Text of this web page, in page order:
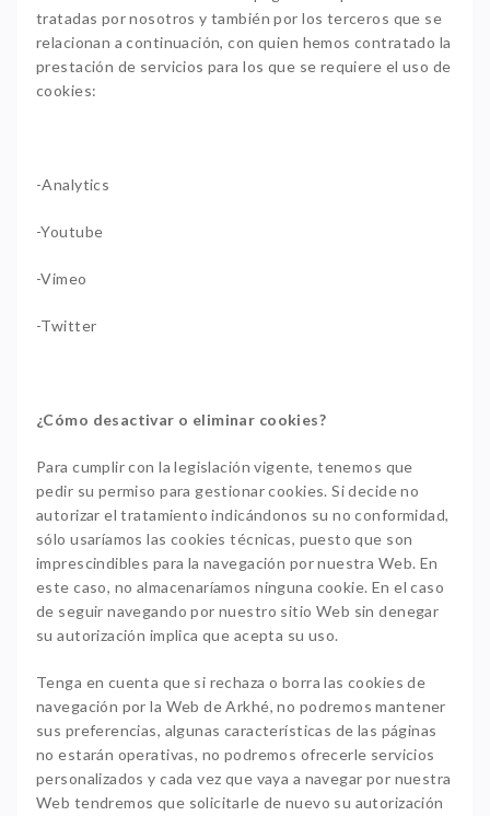
tratadas por nosotros y también por los terceros que se
relacionan a continuación, con quien hemos contratado la
prestación de servicios para los que se requiere el uso de
cookies:
-Analytics
-Youtube
-Vimeo
-Twitter
¿Cómo desactivar o eliminar cookies?
Para cumplir con la legislación vigente, tenemos que
pedir su permiso para gestionar cookies. Si decide no
autorizar el tratamiento indicándonos su no conformidad,
sólo usaríamos las cookies técnicas, puesto que son
imprescindibles para la navegación por nuestra Web. En
este caso, no almacenaríamos ninguna cookie. En el caso
de seguir navegando por nuestro sitio Web sin denegar
su autorización implica que acepta su uso.
Tenga en cuenta que si rechaza o borra las cookies de
navegación por la Web de Arkhé, no podremos mantener
sus preferencias, algunas características de las páginas
no estarán operativas, no podremos ofrecerle servicios
personalizados y cada vez que vaya a navegar por nuestra
Web tendremos que solicitarle de nuevo su autorización